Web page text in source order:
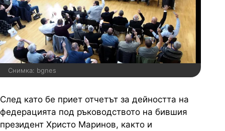
Снимка: bgnes
След като бе приет отчетът за дейността на
федерацията под ръководството на бившия
президент Христо Маринов, както и